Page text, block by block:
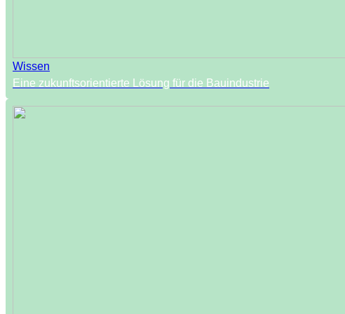
Wissen
Eine zukunftsorientierte Lösung für die Bauindustrie